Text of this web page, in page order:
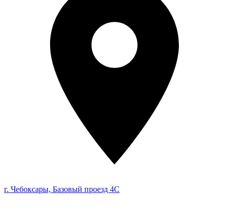
г. Чебоксары, Базовый проезд 4С